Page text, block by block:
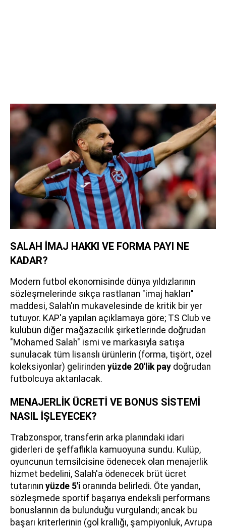
SALAH İMAJ HAKKI VE FORMA PAYI NE
KADAR?
Modern futbol ekonomisinde dünya yıldızlarının
sözleşmelerinde sıkça rastlanan "imaj hakları"
maddesi, Salah'ın mukavelesinde de kritik bir yer
tutuyor. KAP'a yapılan açıklamaya göre; TS Club ve
kulübün diğer mağazacılık şirketlerinde doğrudan
"Mohamed Salah" ismi ve markasıyla satışa
sunulacak tüm lisanslı ürünlerin (forma, tişört, özel
koleksiyonlar) gelirinden yüzde 20'lik pay doğrudan
futbolcuya aktarılacak.
MENAJERLİK ÜCRETİ VE BONUS SİSTEMİ
NASIL İŞLEYECEK?
Trabzonspor, transferin arka planındaki idari
giderleri de şeffaflıkla kamuoyuna sundu. Kulüp,
oyuncunun temsilcisine ödenecek olan menajerlik
hizmet bedelini, Salah'a ödenecek brüt ücret
tutarının yüzde 5'i oranında belirledi. Öte yandan,
sözleşmede sportif başarıya endeksli performans
bonuslarının da bulunduğu vurgulandı; ancak bu
başarı kriterlerinin (gol krallığı, şampiyonluk, Avrupa